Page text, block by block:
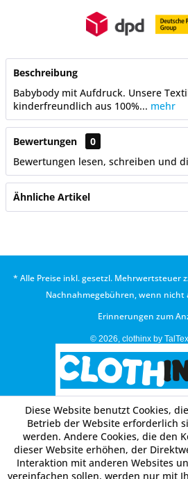
Beschreibung
Babybody mit Aufdruck. Unsere
kinderfreundlich aus 100%... mehr
Bewertungen
0
Bewertungen lesen, schreiben und
Ähnliche Artikel
* Alle Preise inkl. gesetzl. Mehrwertsteuer
Nachnahmegebühren, wenn nicht
Erinnerungen zum
© 2026, clothinx by
Diese Website benutzt Cookies,
Betrieb der Website erforderlich
werden. Andere Cookies, die den
dieser Website erhöhen, der
Interaktion mit anderen Websites
vereinfachen sollen, werden nur mit